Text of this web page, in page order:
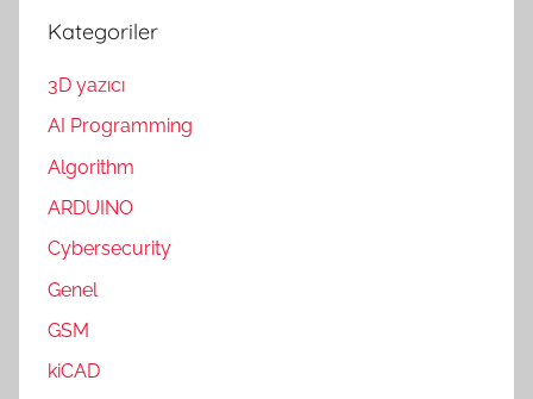
Kategoriler
3D yazıcı
AI Programming
Algorithm
ARDUINO
Cybersecurity
Genel
GSM
kiCAD